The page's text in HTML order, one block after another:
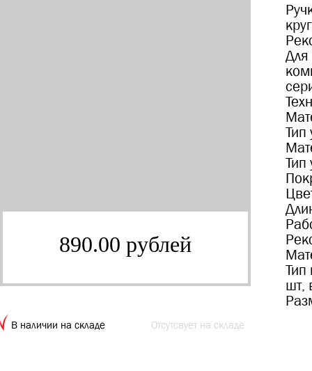
890.00 рублей
В наличии на складе Отсутсвует на складе
Для
Тип
шт,